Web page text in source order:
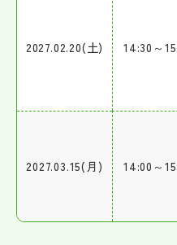
2027.02.20(土) 14:30～
2027.03.15(月) 14:00～